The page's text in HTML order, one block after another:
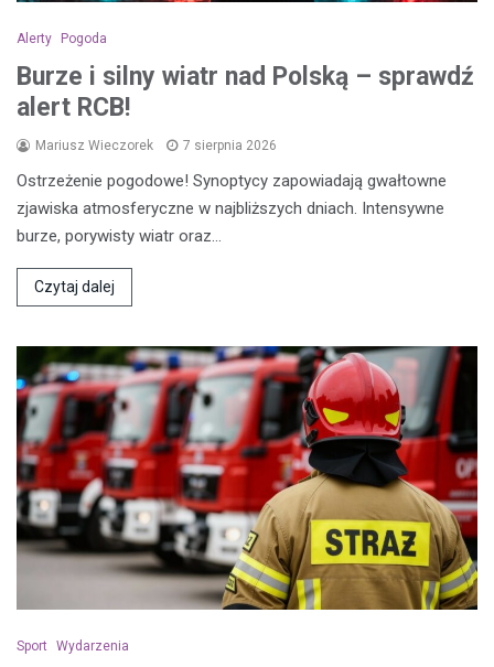
Alerty Pogoda
Burze i silny wiatr nad Polską – sprawdź
alert RCB!
Mariusz Wieczorek 7 sierpnia 2026
Ostrzeżenie pogodowe! Synoptycy zapowiadają gwałtowne
zjawiska atmosferyczne w najbliższych dniach. Intensywne
burze, porywisty wiatr oraz…
Czytaj dalej
Sport Wydarzenia